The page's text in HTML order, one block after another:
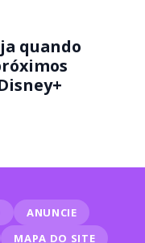
quando
ANUNCIE
MAPA DO SITE